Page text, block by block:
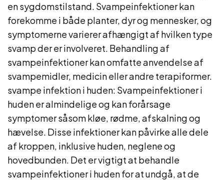
en sygdomstilstand. Svampeinfektioner kan
forekomme i både planter, dyr og mennesker, og
symptomerne varierer afhængigt af hvilken type
svamp der er involveret. Behandling af
svampeinfektioner kan omfatte anvendelse af
svampemidler, medicin eller andre terapiformer.
svampe infektion i huden: Svampeinfektioner i
huden er almindelige og kan forårsage
symptomer såsom kløe, rødme, afskalning og
hævelse. Disse infektioner kan påvirke alle dele
af kroppen, inklusive huden, neglene og
hovedbunden. Det er vigtigt at behandle
svampeinfektioner i huden for at undgå, at de